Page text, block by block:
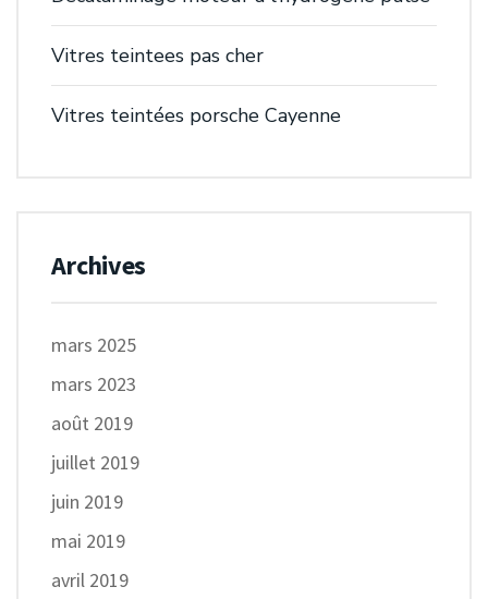
Vitres teintees pas cher
Vitres teintées porsche Cayenne
Archives
mars 2025
mars 2023
août 2019
juillet 2019
juin 2019
mai 2019
avril 2019